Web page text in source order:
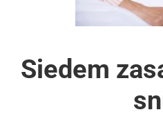
Siedem